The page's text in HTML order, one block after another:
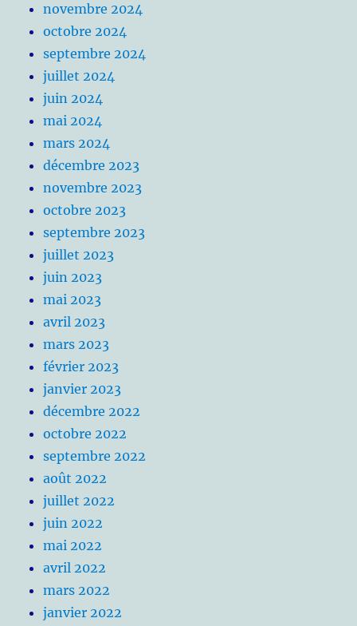
novembre 2024
octobre 2024
septembre 2024
juillet 2024
juin 2024
mai 2024
mars 2024
décembre 2023
novembre 2023
octobre 2023
septembre 2023
juillet 2023
juin 2023
mai 2023
avril 2023
mars 2023
février 2023
janvier 2023
décembre 2022
octobre 2022
septembre 2022
août 2022
juillet 2022
juin 2022
mai 2022
avril 2022
mars 2022
janvier 2022